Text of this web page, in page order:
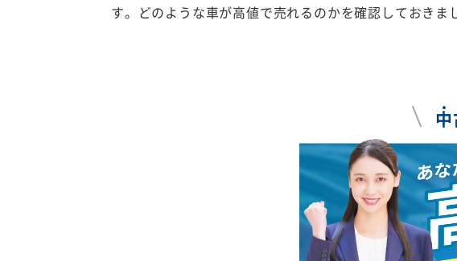
す。どのような車が高値で売れるのかを確認しておきま
中